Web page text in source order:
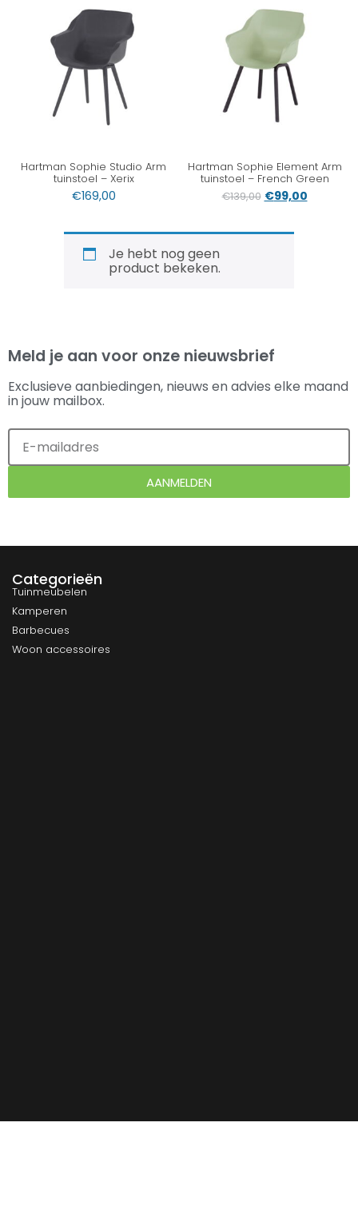
Hartman Sophie Studio Arm
tuinstoel – Xerix
€169,00
Hartman Sophie Element Arm
tuinstoel – French Green
€139,00 €99,00
Je hebt nog geen
product bekeken.
Meld je aan voor onze nieuwsbrief
Exclusieve aanbiedingen, nieuws en advies elke maand
in jouw mailbox.
AANMELDEN
Categorieën
Tuinmeubelen
Kamperen
Barbecues
Woon accessoires